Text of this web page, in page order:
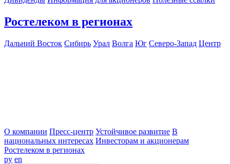
Ростелеком в регионах
Дальний Восток Сибирь Урал Волга Юг Северо-Запад Центр
О компании Пресс-центр Устойчивое развитие В
национальных интересах Инвесторам и акционерам
Ростелеком в регионах
ру en